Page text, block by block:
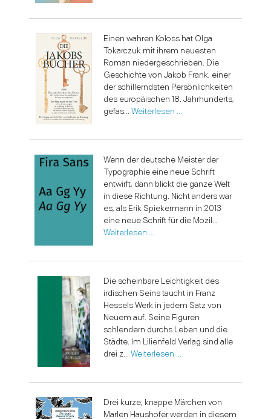
Einen wahren Koloss hat Olga
Tokarczuk mit ihrem neuesten
Roman niedergeschrieben. Die
Geschichte von Jakob Frank, einer
der schillerndsten Persönlichkeiten
des europäischen 18. Jahrhunderts,
gefas... Weiterlesen …
Wenn der deutsche Meister der
Typographie eine neue Schrift
entwirft, dann blickt die ganze Welt
in diese Richtung. Nicht anders war
es, als Erik Spiekermann in 2013
eine neue Schrift für die Mozil...
Weiterlesen …
Die scheinbare Leichtigkeit des
irdischen Seins taucht in Franz
Hessels Werk in jedem Satz von
Neuem auf. Seine Figuren
schlendern durchs Leben und die
Städte. Im Lilienfeld Verlag sind alle
drei z... Weiterlesen …
Drei kurze, knappe Märchen von
Marlen Haushofer werden in diesem